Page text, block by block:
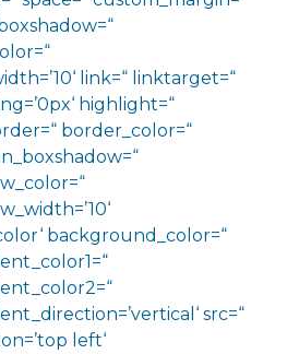
link=“ linktarget=“
highlight=“
border_color=“
background_color=“
src=“
left‘